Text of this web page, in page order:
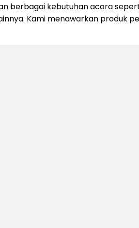
berbagai kebutuhan acara
Kami menawarkan produk